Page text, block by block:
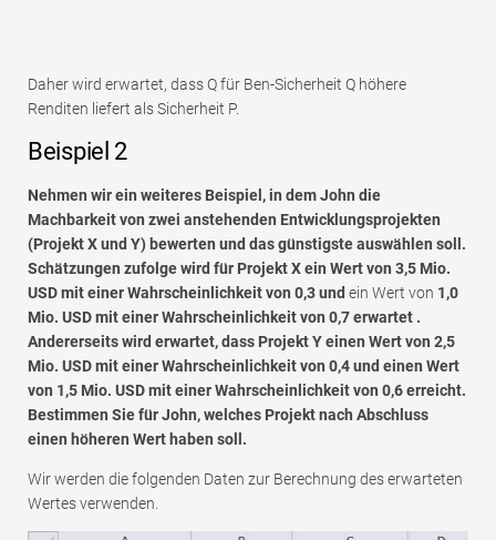
Daher wird erwartet, dass Q für Ben-Sicherheit Q höhere
Renditen liefert als Sicherheit P.
Beispiel 2
Nehmen wir ein weiteres Beispiel, in dem John die
Machbarkeit von zwei anstehenden Entwicklungsprojekten
(Projekt X und Y) bewerten und das günstigste auswählen soll.
Schätzungen zufolge wird für Projekt X ein Wert von 3,5 Mio.
USD mit einer Wahrscheinlichkeit von 0,3 und ein Wert von 1,0
Mio. USD mit einer Wahrscheinlichkeit von 0,7erwartet .
Andererseits wird erwartet, dass Projekt Y einen Wert von 2,5
Mio. USD mit einer Wahrscheinlichkeit von 0,4 und einen Wert
von 1,5 Mio. USD mit einer Wahrscheinlichkeit von 0,6 erreicht.
Bestimmen Sie für John, welches Projekt nach Abschluss
einen höheren Wert haben soll.
Wir werden die folgenden Daten zur Berechnung des erwarteten
Wertes verwenden.